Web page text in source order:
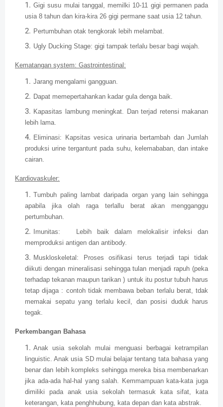
Gigi susu mulai tanggal, memilki 10-11 gigi permanen pada
usia 8 tahun dan kira-kira 26 gigi permane saat usia 12 tahun.
Pertumbuhan otak tengkorak lebih melambat.
Ugly Ducking Stage: gigi tampak terlalu besar bagi wajah.
Kematangan system: Gastrointestinal:
Jarang mengalami gangguan.
Dapat memepertahankan kadar gula denga baik.
Kapasitas lambung meningkat. Dan terjad retensi makanan
lebih lama.
Eliminasi: Kapsitas vesica urinaria bertambah dan Jumlah
produksi urine tergantunt pada suhu, kelemababan, dan intake
cairan.
Kardiovaskuler:
Tumbuh paling lambat daripada organ yang lain sehingga
apabila jika olah raga terlallu berat akan mengganggu
pertumbuhan.
Imunitas:
Lebih baik dalam melokalisir infeksi dan
memproduksi antigen dan antibody.
Muskloskeletal: Proses osifikasi terus terjadi tapi tidak
diikuti dengan mineralisasi sehingga tulan menjadi rapuh (peka
terhadap tekanan maupun tarikan ) untuk itu postur tubuh harus
tetap dijaga : contoh tidak membawa beban terlalu berat, tdak
memakai sepatu yang terlalu kecil, dan posisi duduk harus
tegak.
Perkembangan Bahasa
Anak usia sekolah mulai menguasi berbagai ketrampilan
linguistic. Anak usia SD mulai belajar tentang tata bahasa yang
benar dan lebih kompleks sehingga mereka bisa membenarkan
jika ada-ada hal-hal yang salah. Kemmampuan kata-kata juga
dimiliki pada anak usia sekolah termasuk kata sifat, kata
keterangan, kata penghhubung, kata depan dan kata abstrak.